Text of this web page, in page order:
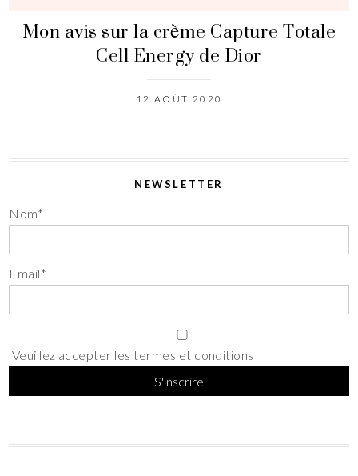
Mon avis sur la crème Capture Totale
Cell Energy de Dior
12 AOÛT 2020
NEWSLETTER
Nom*
Email*
Veuillez accepter les termes et conditions